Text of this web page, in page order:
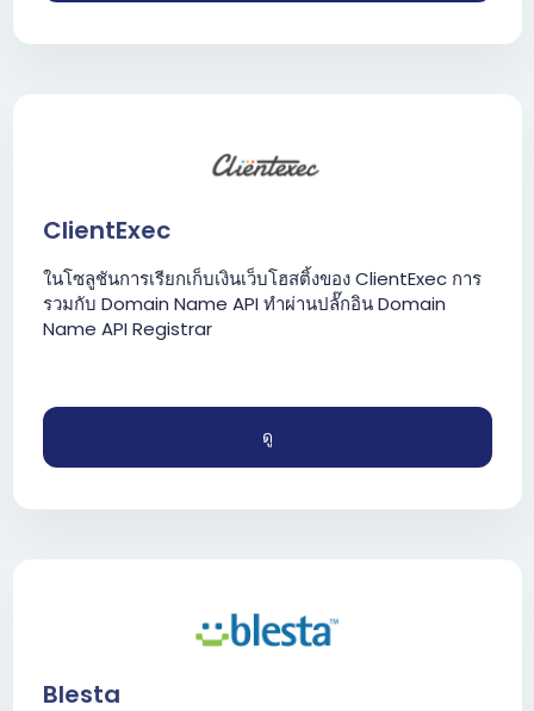
ClientExec
ในโซลูชันการเรียกเก็บเงินเว็บโฮสติ้งของ ClientExec การ
รวมกับ Domain Name API ทำผ่านปลั๊กอิน Domain
Name API Registrar
ดู
Blesta